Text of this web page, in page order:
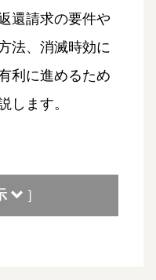
還請求の要件や
法、消滅時効に
利に進めるため
します。
]